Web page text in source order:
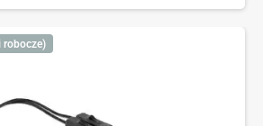
robocze)